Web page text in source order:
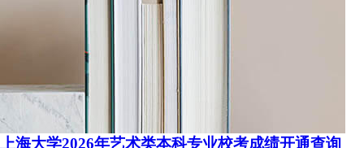
上海大学2026年艺术类本科专业校考成绩开通查询